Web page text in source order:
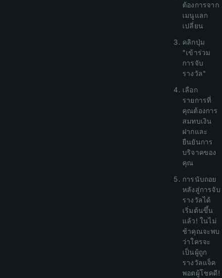
ต้องการจาก
เมนูแลก
เปลี่ยน
คลิกปุ่ม
"เข้าร่วม
การจับ
รางวัล"
เลือก
รายการที่
คุณต้องการ
สมทบเงิน
ฝากและ
ยืนยันการ
บริจาคของ
คุณ
การนับถอย
หลังสู่การจับ
รางวัลได้
เริ่มต้นขึ้น
แล้ว! ในไม่
ช้าคุณจะพบ
ว่าใครจะ
เป็นผู้ถูก
รางวัลแจ็ค
พอตผู้โชคดี!